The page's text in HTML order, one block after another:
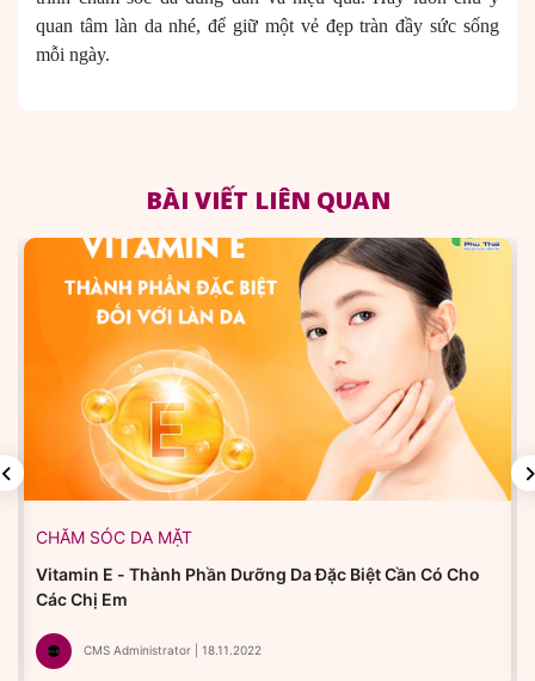
quan tâm làn da nhé, để giữ một vẻ đẹp tràn đầy sức sống
mỗi ngày.
BÀI VIẾT LIÊN QUAN
CHĂM SÓC DA MẶT
Vitamin E - Thành Phần Dưỡng Da Đặc Biệt Cần Có Cho
Các Chị Em
CMS Administrator | 18.11.2022